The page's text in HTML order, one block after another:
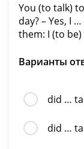
You (to talk)
day? – Yes, I
them: I (to
Варианты
did …
did …